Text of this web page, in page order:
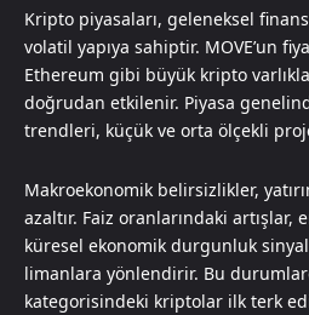
Kripto piyasaları, geleneksel
volatil yapıya sahiptir. MOVE’un
Ethereum gibi büyük kripto
doğrudan etkilenir. Piyasa
trendleri, küçük ve orta ölçekli
Makroekonomik belirsizlikler,
azaltır. Faiz oranlarındaki artışlar,
küresel ekonomik durgunluk
limanlara yönlendirir. Bu
kategorisindeki kriptolar ilk terk